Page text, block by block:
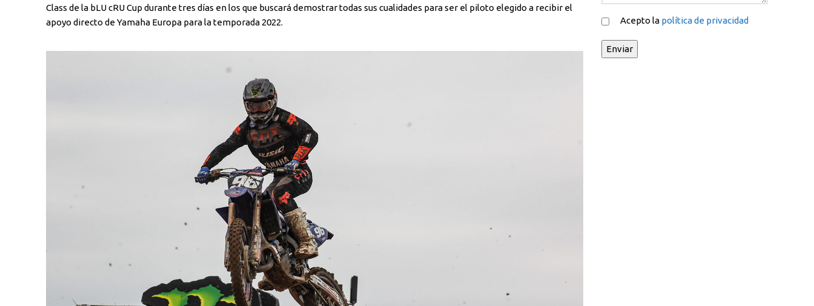
Class de la bLU cRU Cup durante tres días en los que buscará demostrar todas sus cualidades para ser el piloto elegido a recibir el
apoyo directo de Yamaha Europa para la temporada 2022.
Acepto la política de privacidad